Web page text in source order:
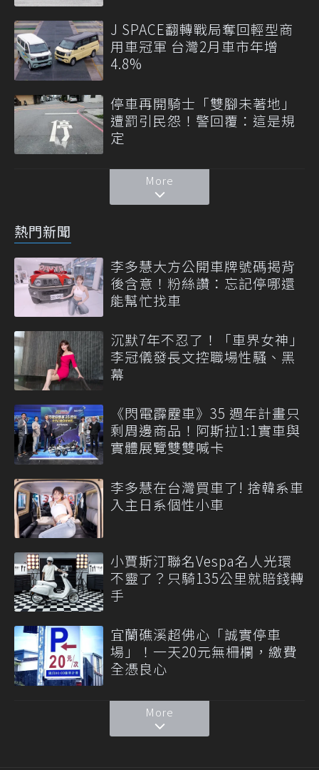
J SPACE翻轉戰局奪回輕型商
用車冠軍 台灣2月車市年增
4.8%
停車再開騎士「雙腳未著地」
遭罰引民怨！警回覆：這是規
定
More
熱門新聞
李多慧大方公開車牌號碼揭背
後含意！粉絲讚：忘記停哪還
能幫忙找車
沉默7年不忍了！「車界女神」
李冠儀發長文控職場性騷、黑
幕
《閃電霹靂車》35 週年計畫只
剩周邊商品！阿斯拉1:1實車與
實體展覽雙雙喊卡
李多慧在台灣買車了! 捨韓系車
入主日系個性小車
小賈斯汀聯名Vespa名人光環
不靈了？只騎135公里就賠錢轉
手
宜蘭礁溪超佛心「誠實停車
場」！一天20元無柵欄，繳費
全憑良心
More